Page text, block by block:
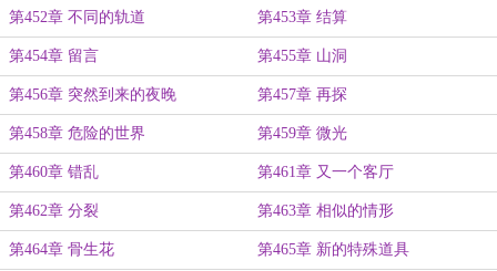
第452章 不同的轨道 第453章 结算
第454章 留言 第455章 山洞
第456章 突然到来的夜晚 第457章 再探
第458章 危险的世界 第459章 微光
第460章 错乱 第461章 又一个客厅
第462章 分裂 第463章 相似的情形
第464章 骨生花 第465章 新的特殊道具